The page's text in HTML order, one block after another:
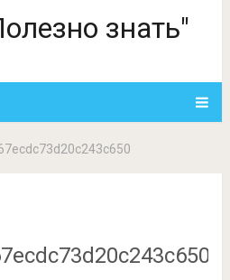
знать"